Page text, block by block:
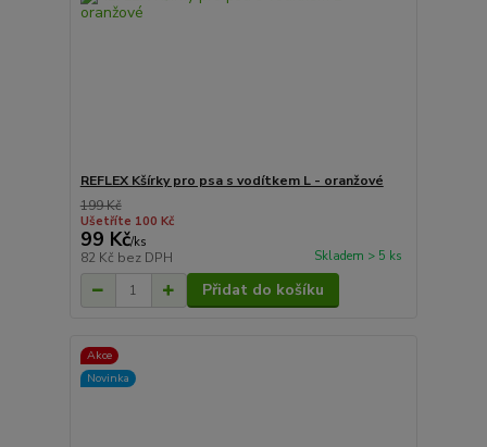
REFLEX Kšírky pro psa s vodítkem L - oranžové
199 Kč
Ušetříte 100 Kč
99 Kč/ks
82 Kč bez DPH Skladem > 5 ks
Přidat do košíku
Akce
Novinka